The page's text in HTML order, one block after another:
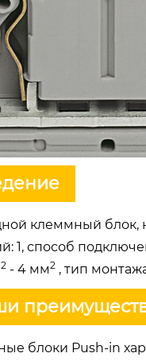
клеммный блок,
1, способ
2 - 4 мм2 , тип
блоки Push-in